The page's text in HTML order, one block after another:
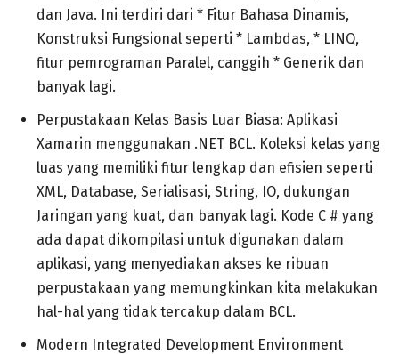
dan Java. Ini terdiri dari * Fitur Bahasa Dinamis,
Konstruksi Fungsional seperti * Lambdas, * LINQ,
fitur pemrograman Paralel, canggih * Generik dan
banyak lagi.
Perpustakaan Kelas Basis Luar Biasa: Aplikasi
Xamarin menggunakan .NET BCL. Koleksi kelas yang
luas yang memiliki fitur lengkap dan efisien seperti
XML, Database, Serialisasi, String, IO, dukungan
Jaringan yang kuat, dan banyak lagi. Kode C # yang
ada dapat dikompilasi untuk digunakan dalam
aplikasi, yang menyediakan akses ke ribuan
perpustakaan yang memungkinkan kita melakukan
hal-hal yang tidak tercakup dalam BCL.
Modern Integrated Development Environment